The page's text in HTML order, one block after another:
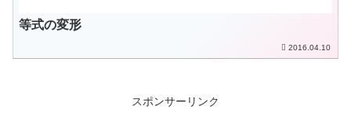
等式の変形
2016.04.10
スポンサーリンク